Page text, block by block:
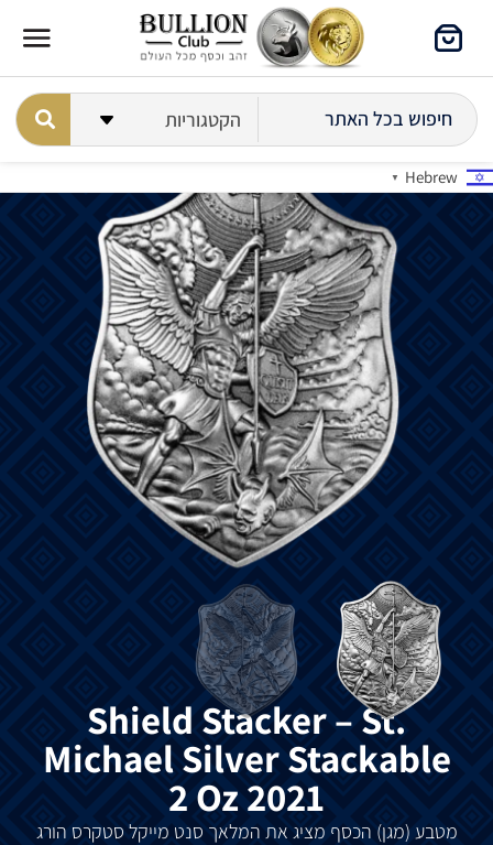
Hebrew
▼
Shield Stacker – St.
Michael Silver Stackable
2 Oz 2021
מטבע (מגן) הכסף מציג את המלאך סנט מייקל סטקרס הורג